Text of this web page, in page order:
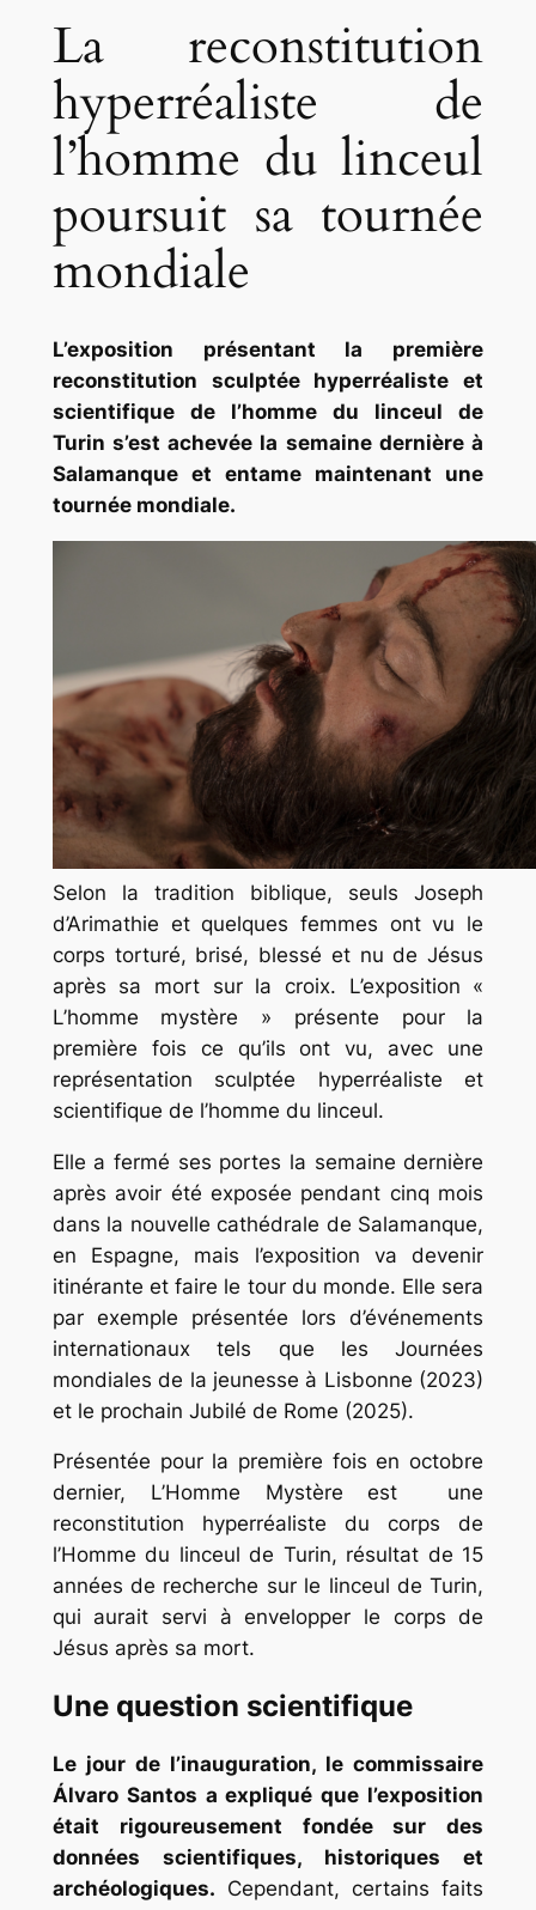
La reconstitution
hyperréaliste de
l’homme du linceul
poursuit sa tournée
mondiale
L’exposition présentant la première
reconstitution sculptée hyperréaliste et
scientifique de l’homme du linceul de
Turin s’est achevée la semaine dernière à
Salamanque et entame maintenant une
tournée mondiale.
Selon la tradition biblique, seuls Joseph
d’Arimathie et quelques femmes ont vu le
corps torturé, brisé, blessé et nu de Jésus
après sa mort sur la croix. L’exposition «
L’homme mystère » présente pour la
première fois ce qu’ils ont vu, avec une
représentation sculptée hyperréaliste et
scientifique de l’homme du linceul.
Elle a fermé ses portes la semaine dernière
après avoir été exposée pendant cinq mois
dans la nouvelle cathédrale de Salamanque,
en Espagne, mais l’exposition va devenir
itinérante et faire le tour du monde. Elle sera
par exemple présentée lors d’événements
internationaux tels que les Journées
mondiales de la jeunesse à Lisbonne (2023)
et le prochain Jubilé de Rome (2025).
Présentée pour la première fois en octobre
dernier, L’Homme Mystère est une
reconstitution hyperréaliste du corps de
l’Homme du linceul de Turin, résultat de 15
années de recherche sur le linceul de Turin,
qui aurait servi à envelopper le corps de
Jésus après sa mort.
Une question scientifique
Le jour de l’inauguration, le commissaire
Álvaro Santos a expliqué que l’exposition
était rigoureusement fondée sur des
données scientifiques, historiques et
archéologiques. Cependant, certains faits